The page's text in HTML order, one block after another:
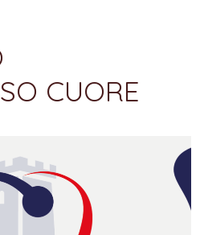
CUORE